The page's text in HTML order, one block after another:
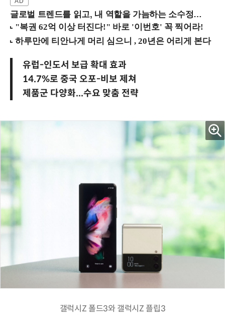
글로벌 트렌드를 읽고, 내 역할을 가늠하는 소수정예 실습 워크숍 (8/28 신논현역)
유럽-인도서 보급 확대 효과
14.7%로 중국 오포-비보 제쳐
제품군 다양화...수요 맞춤 전략
갤럭시Z 폴드3와 갤럭시Z 플립3